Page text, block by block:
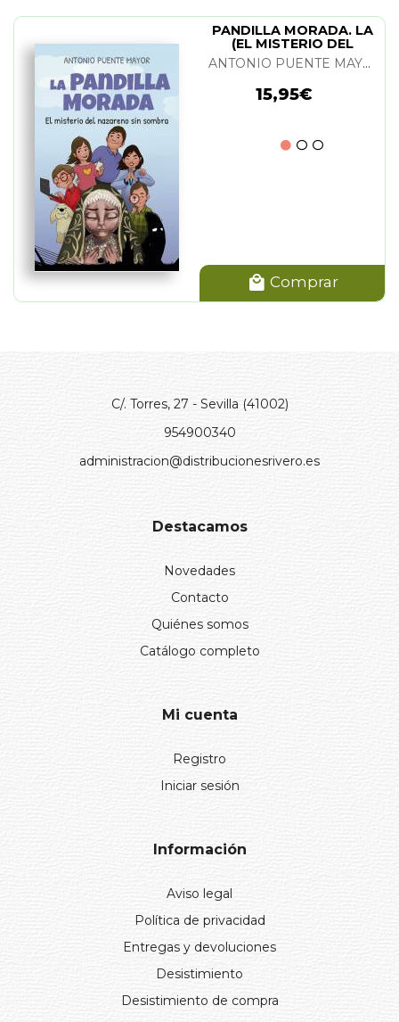
PANDILLA MORADA. LA
(EL MISTERIO DEL
NAZARENO)
ANTONIO PUENTE MAYOR
15,95€
Comprar
C/. Torres, 27 - Sevilla (41002)
954900340
administracion@distribucionesrivero.es
Destacamos
Novedades
Contacto
Quiénes somos
Catálogo completo
Mi cuenta
Registro
Iniciar sesión
Información
Aviso legal
Política de privacidad
Entregas y devoluciones
Desistimiento
Desistimiento de compra